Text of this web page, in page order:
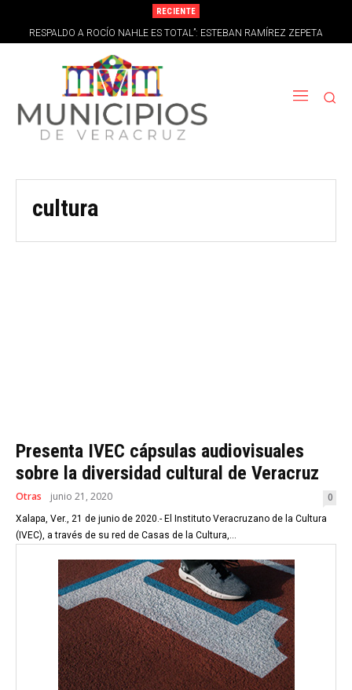
RECIENTE
RESPALDO A ROCÍO NAHLE ES TOTAL”: ESTEBAN RAMÍREZ ZEPETA
DESECHA RUMORES DE LA OPOSICIÓN* *-
cultura
Presenta IVEC cápsulas audiovisuales
sobre la diversidad cultural de Veracruz
Otras junio 21, 2020 0
Xalapa, Ver., 21 de junio de 2020.- El Instituto Veracruzano de la Cultura
(IVEC), a través de su red de Casas de la Cultura,...